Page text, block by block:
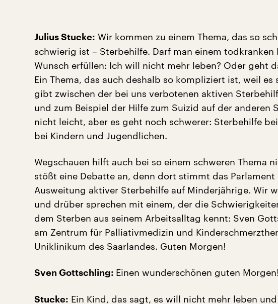
Julius Stucke: Wir kommen zu einem Thema, das so
schwierig ist – Sterbehilfe. Darf man einem todkranken
Wunsch erfüllen: Ich will nicht mehr leben? Oder geht
Ein Thema, das auch deshalb so kompliziert ist, weil es
gibt zwischen der bei uns verbotenen aktiven
und zum Beispiel der Hilfe zum Suizid auf der anderen
nicht leicht, aber es geht noch schwerer: Sterbehilfe
bei Kindern und Jugendlichen.
Wegschauen hilft auch bei so einem schweren Thema
stößt eine Debatte an, denn dort stimmt das
Ausweitung aktiver Sterbehilfe auf Minderjährige. Wir
und drüber sprechen mit einem, der die
dem Sterben aus seinem Arbeitsalltag kennt: Sven
am Zentrum für Palliativmedizin und
Uniklinikum des Saarlandes. Guten Morgen!
Sven Gottschling: Einen wunderschönen guten Morgen!
Stucke: Ein Kind, das sagt, es will nicht mehr leben